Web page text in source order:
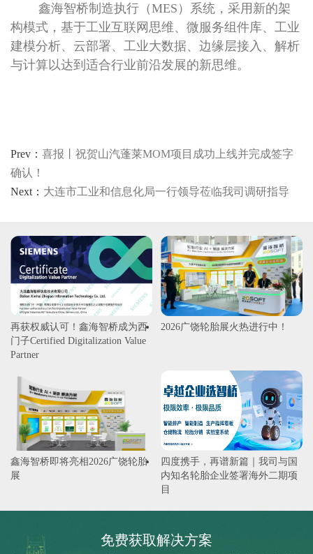
鑫海智桥制造执行（MES）系统，采用新的架
构模式，基于工业互联网思维、微服务组件库、工业
建模分析、云部署、工业大数据、边缘层接入、解析
与计算以达到适合行业前沿发展的新思维。
Prev： 喜报丨祝贺山汽蓬莱MOM项目成功上线并完成签字
确认！
Next： 大连市工业和信息化局一行领导莅临我司调研指导
再获权威认可！鑫海智桥成为西
门子Certified Digitalization Value
Partner
2026广饶轮胎展火热进行中！
鑫海智桥即将亮相2026广饶轮胎
展
四度携手，再谱新篇｜我司与国
内知名轮胎企业签署海外二期项
目
免费获取解决方案